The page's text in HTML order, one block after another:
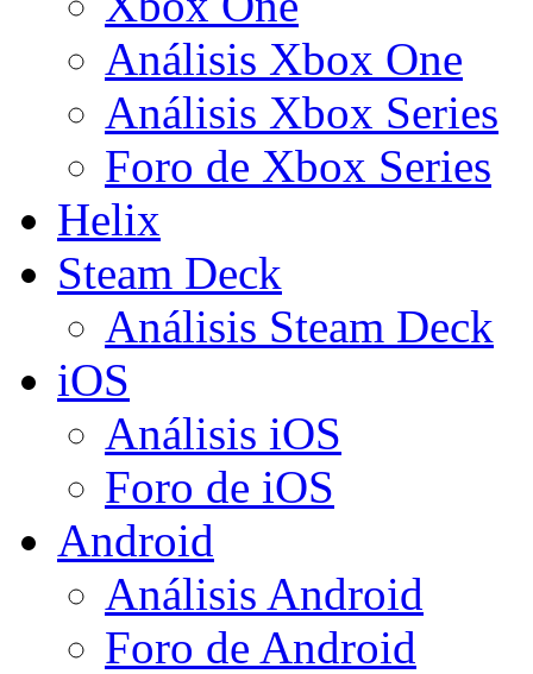
Análisis Xbox One
Análisis Xbox Series
Foro de Xbox Series
Helix
Steam Deck
Análisis Steam Deck
iOS
Análisis iOS
Foro de iOS
Android
Análisis Android
Foro de Android